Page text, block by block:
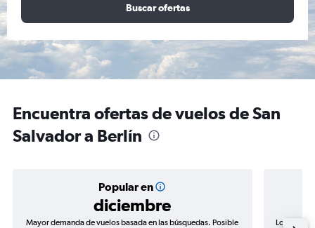
Buscar ofertas
Encuentra ofertas de vuelos de San
Salvador a Berlín
Popular en
diciembre
Mayor demanda de vuelos basada en las búsquedas. Posible
Los